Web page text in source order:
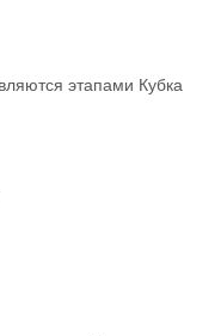
этапами Кубка